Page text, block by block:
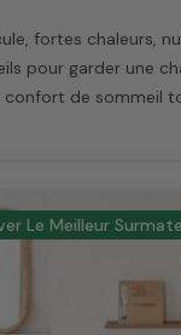
fortes chaleurs,
pour garder une
de sommeil
Le Meilleur